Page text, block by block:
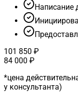
Написание
101 850 ₽
84 000 ₽
*цена
у консультанта)